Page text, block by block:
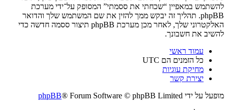
להשתמש במאפיין “שכחתי את ססמתי” המסופק על־ידי מערכת
phpBB. תהליך זה יבקש ממך להזין את שם המשתמש שלך והדואר
האלקטרוני שלך, לאחר מכן מערכת phpBB תיצור ססמה חדשה כדי
להשיב את חשבונך.
עמוד ראשי
כל הזמנים הם UTC
מחיקת עוגיות
יצירת קשר
מופעל על ידי
phpBB® Forum Software © phpBB Limited